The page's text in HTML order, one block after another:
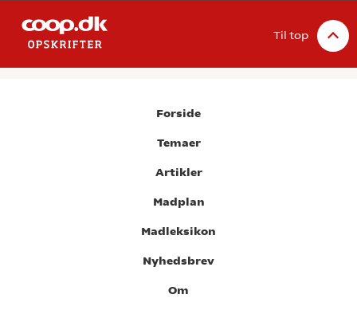
Til top
Forside
Temaer
Artikler
Madplan
Madleksikon
Nyhedsbrev
Om